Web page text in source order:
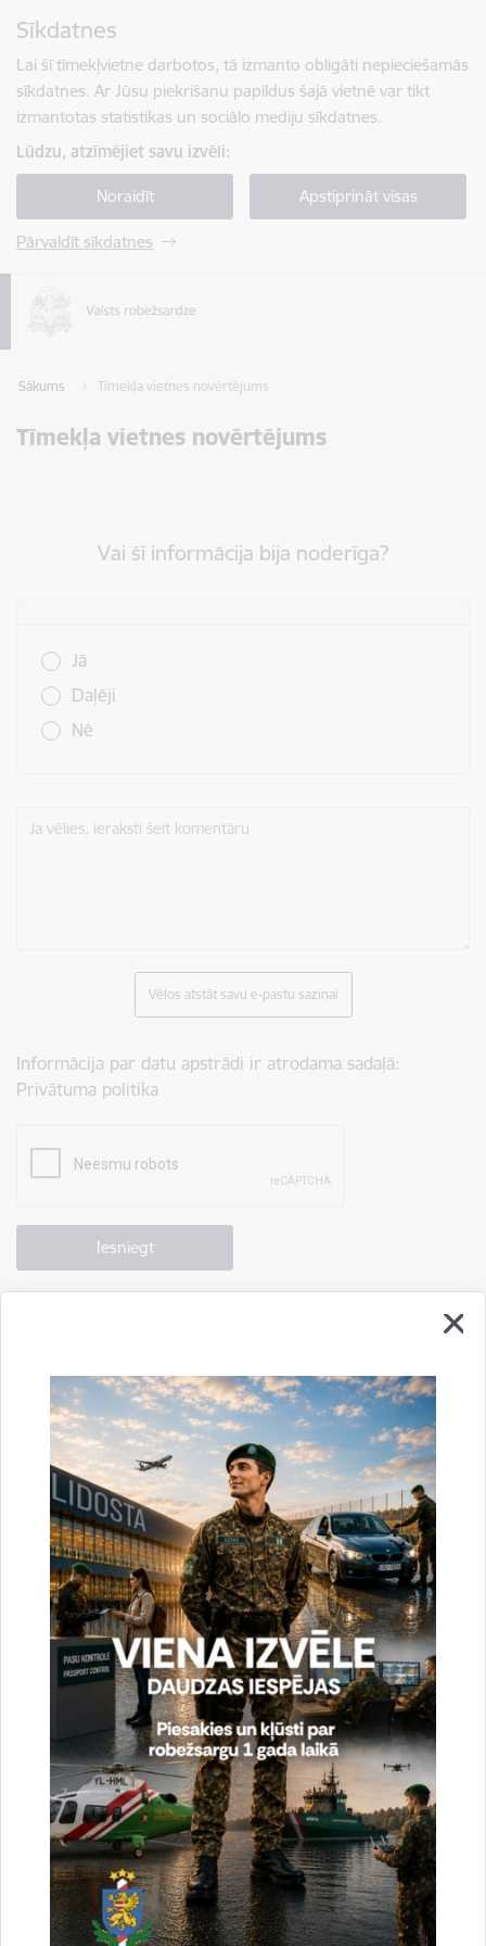
Sīkdatnes
Lai šī tīmekļvietne darbotos, tā izmanto obligāti nepieciešamās
sīkdatnes. Ar Jūsu piekrišanu papildus šajā vietnē var tikt
izmantotas statistikas un sociālo mediju sīkdatnes.
Lūdzu, atzīmējiet savu izvēli:
Noraidīt Apstiprināt visas
Pārvaldīt sīkdatnes
Sākums Tīmekļa vietnes novērtējums
Tīmekļa vietnes novērtējums
Vai šī informācija bija noderīga?
Jā
Daļēji
Nē
Ja vēlies, ieraksti šeit komentāru
Vēlos atstāt savu e-pastu saziņai
Informācija par datu apstrādi ir atrodama sadaļā:
Privātuma politika
Vai šī informācija bija noderīga?
Sniegt atsauksmi
Esi pirmais, kas uzzina!